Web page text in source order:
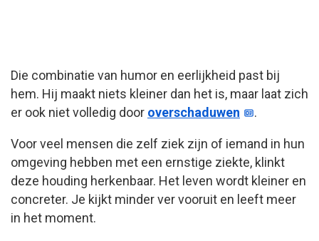
Die combinatie van humor en eerlijkheid past bij
hem. Hij maakt niets kleiner dan het is, maar laat zich
er ook niet volledig door overschaduwen .
Voor veel mensen die zelf ziek zijn of iemand in hun
omgeving hebben met een ernstige ziekte, klinkt
deze houding herkenbaar. Het leven wordt kleiner en
concreter. Je kijkt minder ver vooruit en leeft meer
in het moment.